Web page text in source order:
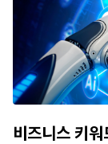
비즈니스 키